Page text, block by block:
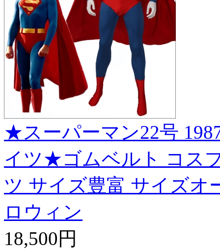
★スーパーマン22号
イツ★ゴムベルト コスプ
ツ サイズ豊富 サイズオ
ロウィン
18,500円